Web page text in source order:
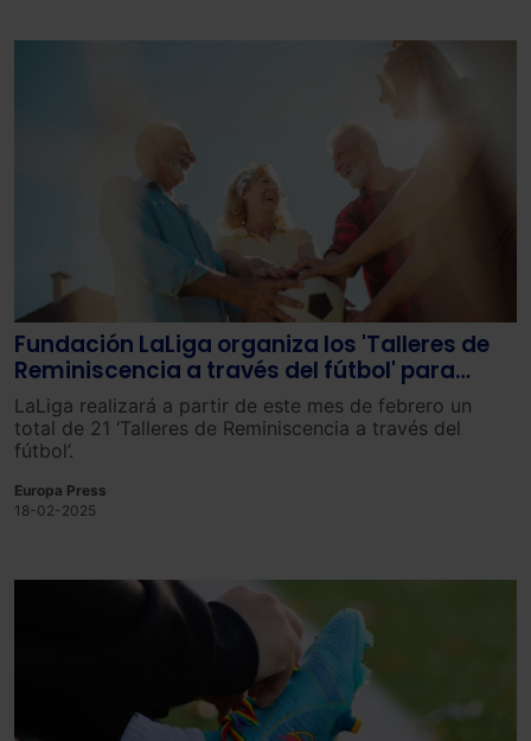
Fundación LaLiga organiza los 'Talleres de
Reminiscencia a través del fútbol' para
personas de la tercera edad
LaLiga realizará a partir de este mes de febrero un
total de 21 ‘Talleres de Reminiscencia a través del
fútbol’.
Europa Press
18-02-2025